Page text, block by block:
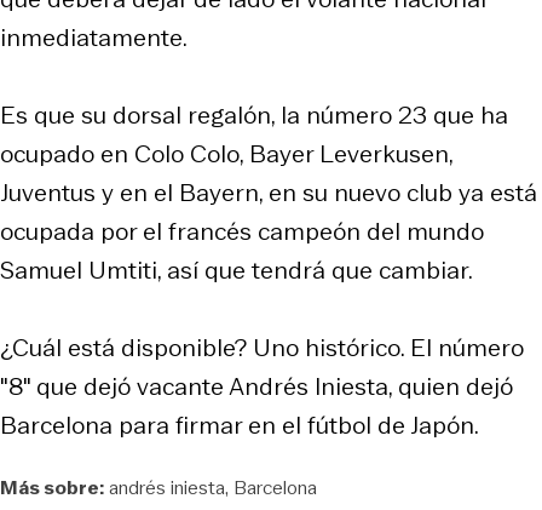
inmediatamente.
Es que su dorsal regalón, la número 23 que ha
ocupado en Colo Colo, Bayer Leverkusen,
Juventus y en el Bayern, en su nuevo club ya está
ocupada por el francés campeón del mundo
Samuel Umtiti, así que tendrá que cambiar.
¿Cuál está disponible? Uno histórico. El número
"8" que dejó vacante Andrés Iniesta, quien dejó
Barcelona para firmar en el fútbol de Japón.
Más sobre:andrés iniesta Barcelona